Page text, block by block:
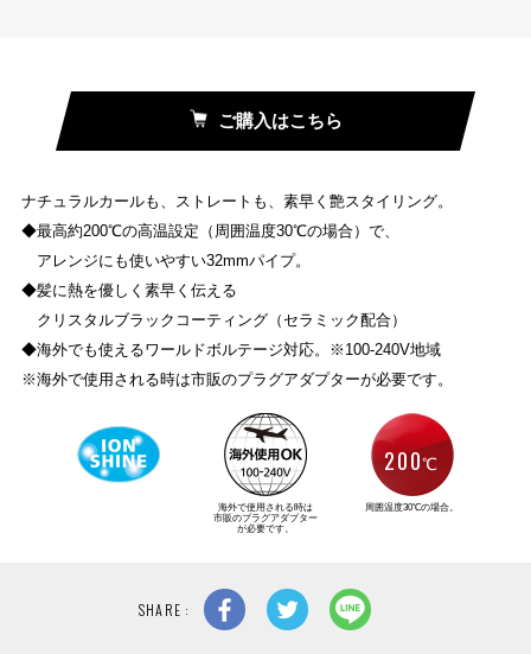
ナチュラルカールも、ストレートも、素早く艶スタイリング。
◆最高約200℃の高温設定（周囲温度30℃の場合）で、
アレンジにも使いやすい32mmパイプ。
◆髪に熱を優しく素早く伝える
クリスタルブラックコーティング（セラミック配合）
◆海外でも使えるワールドボルテージ対応。※100-240V地域
※海外で使用される時は市販のプラグアダプターが必要です。
海外で使用される時は
市販のプラグアダプター
が必要です。
200℃
周囲温度30℃の場合。
ご購入はこちら
SHARE :